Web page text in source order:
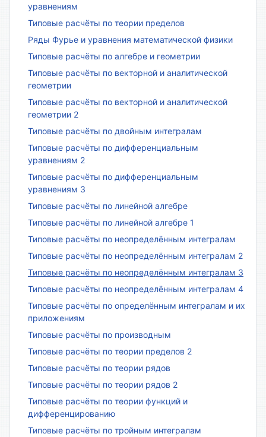
уравнениям
Типовые расчёты по теории пределов
Ряды Фурье и уравнения математической физики
Типовые расчёты по алгебре и геометрии
Типовые расчёты по векторной и аналитической
геометрии
Типовые расчёты по векторной и аналитической
геометрии 2
Типовые расчёты по двойным интегралам
Типовые расчёты по дифференциальным
уравнениям 2
Типовые расчёты по дифференциальным
уравнениям 3
Типовые расчёты по линейной алгебре
Типовые расчёты по линейной алгебре 1
Типовые расчёты по неопределённым интегралам
Типовые расчёты по неопределённым интегралам 2
Типовые расчёты по неопределённым интегралам 3
Типовые расчёты по неопределённым интегралам 4
Типовые расчёты по определённым интегралам и их
приложениям
Типовые расчёты по производным
Типовые расчёты по теории пределов 2
Типовые расчёты по теории рядов
Типовые расчёты по теории рядов 2
Типовые расчёты по теории функций и
дифференцированию
Типовые расчёты по тройным интегралам